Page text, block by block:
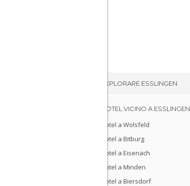
EXPLORARE ESSLINGEN
HOTEL VICINO A ESSLINGEN
Hotel a Wolsfeld
Hotel a Bitburg
Hotel a Eisenach
Hotel a Minden
Hotel a Biersdorf